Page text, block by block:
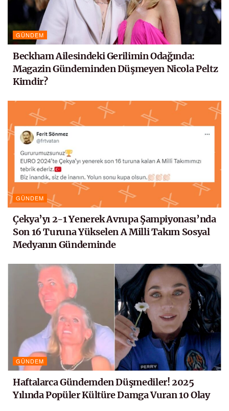
GÜNDEM
Beckham Ailesindeki Gerilimin Odağında:
Magazin Gündeminden Düşmeyen Nicola Peltz
Kimdir?
GÜNDEM
Çekya’yı 2-1 Yenerek Avrupa Şampiyonası’nda
Son 16 Turuna Yükselen A Milli Takım Sosyal
Medyanın Gündeminde
GÜNDEM
Haftalarca Gündemden Düşmediler! 2025
Yılında Popüler Kültüre Damga Vuran 10 Olay